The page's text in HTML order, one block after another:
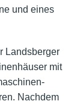
und eines
Landsberger
mit
Nachdem